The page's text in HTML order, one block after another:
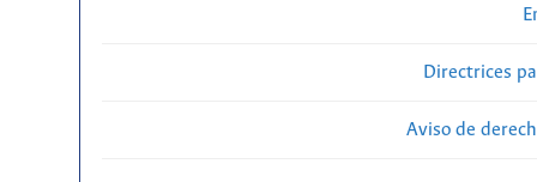
Directrices
Aviso de